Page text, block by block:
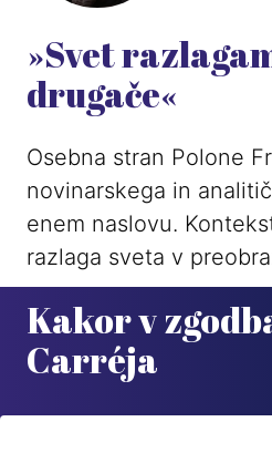
»Svet
drugače«
Osebna stran Polone
novinarskega in
enem naslovu.
razlaga sveta v
Kakor v
Carréja